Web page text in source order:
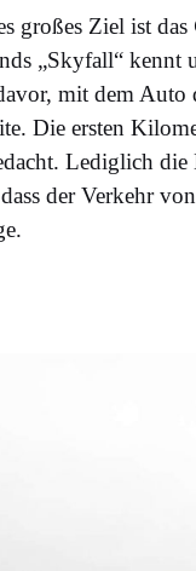
großes Ziel ist das
„Skyfall“ kennt
mit dem Auto
Die ersten
Lediglich
dass der Verkehr